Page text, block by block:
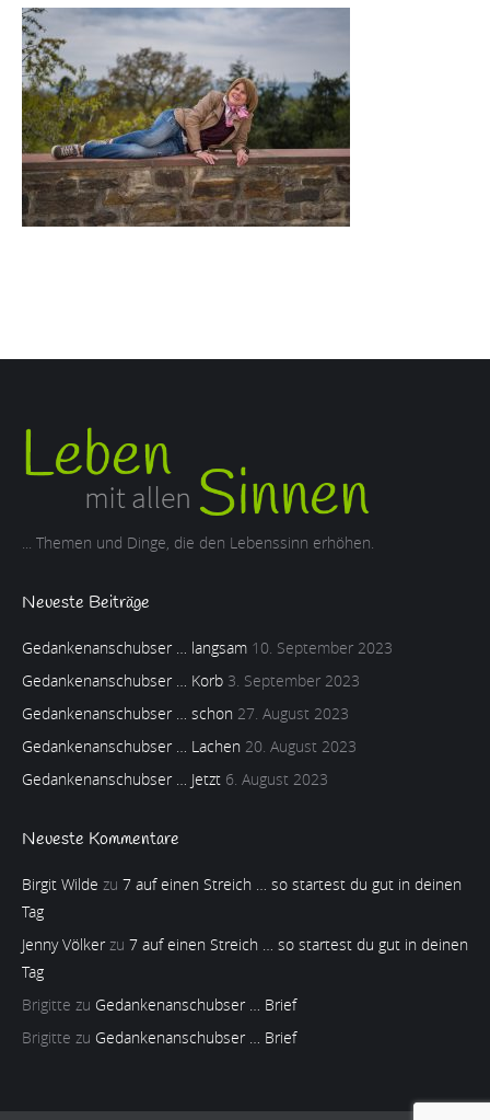
... Themen und Dinge, die den Lebenssinn erhöhen.
Neueste Beiträge
Gedankenanschubser … langsam 10. September 2023
Gedankenanschubser … Korb 3. September 2023
Gedankenanschubser … schon 27. August 2023
Gedankenanschubser … Lachen 20. August 2023
Gedankenanschubser … Jetzt 6. August 2023
Neueste Kommentare
Birgit Wilde zu 7 auf einen Streich … so startest du gut in deinen
Tag
Jenny Völkerzu 7 auf einen Streich … so startest du gut in deinen
Tag
Brigitte zu Gedankenanschubser … Brief
Brigitte zu Gedankenanschubser … Brief